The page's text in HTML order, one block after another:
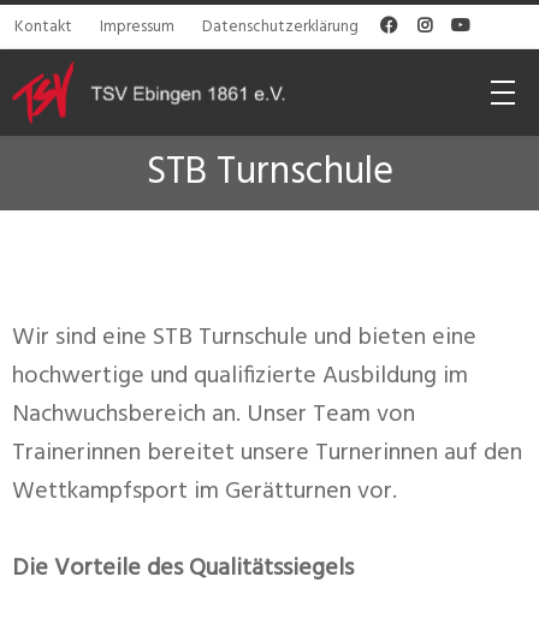
Kontakt Impressum Datenschutzerklärung   
STB Turnschule
Wir sind eine STB Turnschule und bieten eine
hochwertige und qualifizierte Ausbildung im
Nachwuchsbereich an. Unser Team von
Trainerinnen bereitet unsere Turnerinnen auf den
Wettkampfsport im Gerätturnen vor.
Die Vorteile des Qualitätssiegels